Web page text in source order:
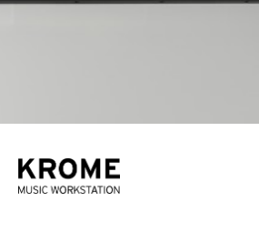
Noticias
Ubicación